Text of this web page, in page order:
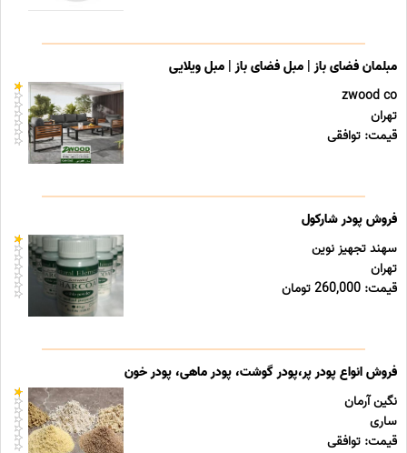
مبلمان فضای باز | مبل فضای باز | مبل ویلایی
zwood co
تهران
قیمت: توافقی
فروش پودر شارکول
سهند تجهیز نوین
تهران
قیمت: 260,000 تومان
فروش انواع پودر پر،پودر گوشت، پودر ماهی، پودر خون
نگین آرمان
ساری
قیمت: توافقی